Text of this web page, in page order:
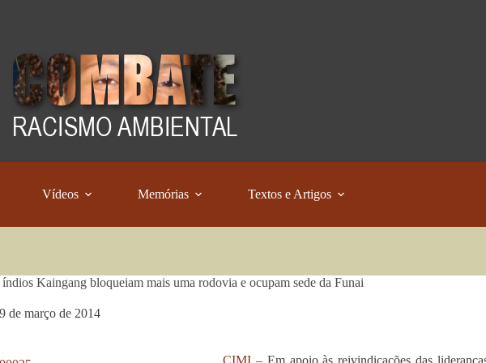
Vídeos Memórias Textos e Artigos
Kaingang bloqueiam mais uma rodovia e ocupam sede da Funai
de março de 2014
CIMI– Em apoio às reivindicações das